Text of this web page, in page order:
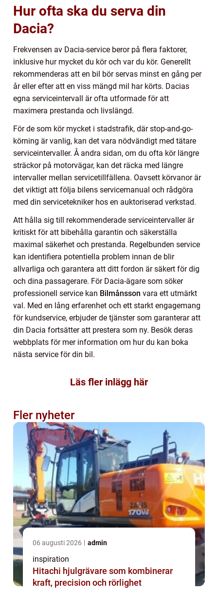
Hur ofta ska du serva din
Dacia?
Frekvensen av Dacia-service beror på flera faktorer,
inklusive hur mycket du kör och var du kör. Generellt
rekommenderas att en bil bör servas minst en gång per
år eller efter att en viss mängd mil har körts. Dacias
egna serviceintervall är ofta utformade för att
maximera prestanda och livslängd.
För de som kör mycket i stadstrafik, där stop-and-go-
körning är vanlig, kan det vara nödvändigt med tätare
serviceintervaller. Å andra sidan, om du ofta kör längre
sträckor på motorvägar, kan det räcka med längre
intervaller mellan servicetillfällena. Oavsett körvanor är
det viktigt att följa bilens servicemanual och rådgöra
med din servicetekniker hos en auktoriserad verkstad.
Att hålla sig till rekommenderade serviceintervaller är
kritiskt för att bibehålla garantin och säkerställa
maximal säkerhet och prestanda. Regelbunden service
kan identifiera potentiella problem innan de blir
allvarliga och garantera att ditt fordon är säkert för dig
och dina passagerare. För Dacia-ägare som söker
professionell service kan Bilmånsson vara ett utmärkt
val. Med en lång erfarenhet och ett starkt engagemang
för kundservice, erbjuder de tjänster som garanterar att
din Dacia fortsätter att prestera som ny. Besök deras
webbplats för mer information om hur du kan boka
nästa service för din bil.
Läs fler inlägg här
Fler nyheter
06 augusti 2026 admin
inspiration
Hitachi hjulgrävare som kombinerar
kraft, precision och rörlighet